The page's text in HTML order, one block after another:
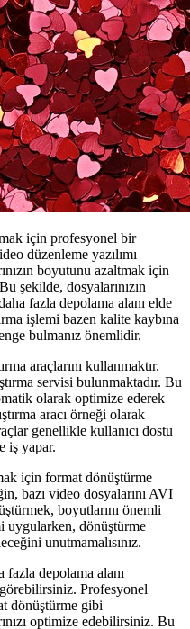
için profesyonel bir
düzenleme yazılımı
boyutunu azaltmak için
şekilde, dosyalarınızın
fazla depolama alanı elde
işlemi bazen kalite kaybına
bulmanız önemlidir.
araçlarını kullanmaktır.
servisi bulunmaktadır. Bu
olarak optimize ederek
aracı örneği olarak
genellikle kullanıcı dostu
iş yapar.
için format dönüştürme
bazı video dosyalarını AVI
boyutlarını önemli
uygularken, dönüştürme
unutmamalısınız.
fazla depolama alanı
Profesyonel
dönüştürme gibi
optimize edebilirsiniz. Bu